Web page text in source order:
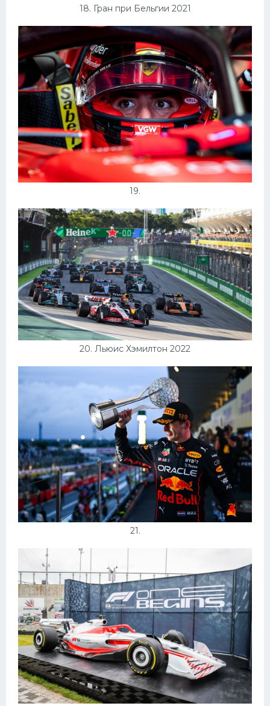
18. Гран при Бельгии 2021
19.
20. Льюис Хэмилтон 2022
21.